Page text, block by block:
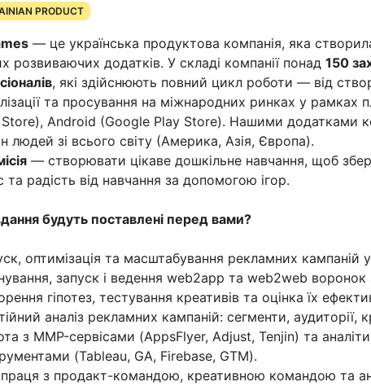
PRODUCT
— це українська продуктова компанія, яка
розвиваючих додатків. У складі компанії понад 150
, які здійснюють повний цикл роботи — від
та просування на міжнародних ринках у рамках
Android (Google Play Store). Нашими додатками
людей зі всього світу (Америка, Азія, Європа).
— створювати цікаве дошкільне навчання, щоб
та радість від навчання за допомогою ігор.
будуть поставлені перед вами?
оптимізація та масштабування рекламних кампаній
запуск і ведення web2app та web2web воронок
гіпотез, тестування креативів та оцінка їх
аналіз рекламних кампаній: сегменти, аудиторії,
з MMP-сервісами (AppsFlyer, Adjust, Tenjin) та
(Tableau, GA, Firebase, GTM).
з продакт-командою, креативною командою та